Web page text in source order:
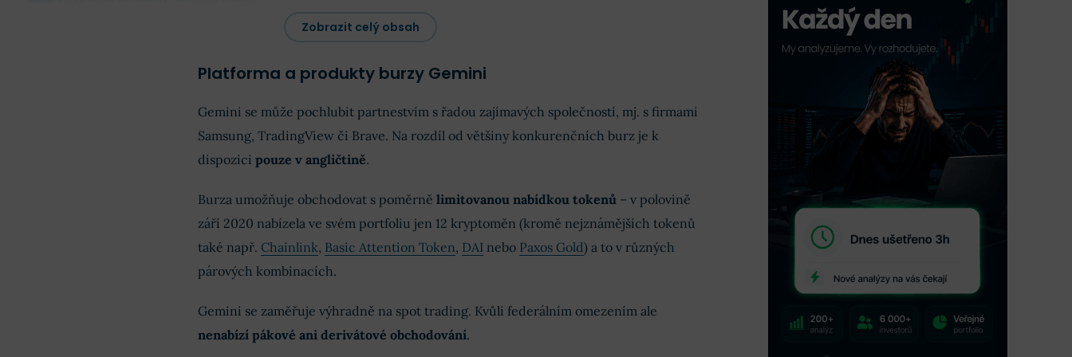
Zobrazit celý obsah
Platforma a produkty burzy Gemini
Gemini se může pochlubit partnestvím s řadou zajímavých společností, mj. s firmami
Samsung, TradingView či Brave. Na rozdíl od většiny konkurenčních burz je k
dispozici pouze v angličtině.
Burza umožňuje obchodovat s poměrně limitovanou nabídkou tokenů– v polovině
září 2020 nabízela ve svém portfoliu jen 12 kryptoměn (kromě nejznámějších tokenů
také např. Chainlink, Basic Attention Token, DAInebo Paxos Gold) a to v různých
párových kombinacích.
Gemini se zaměřuje výhradně na spot trading. Kvůli federálním omezením ale
nenabízí pákové ani derivátové obchodování.